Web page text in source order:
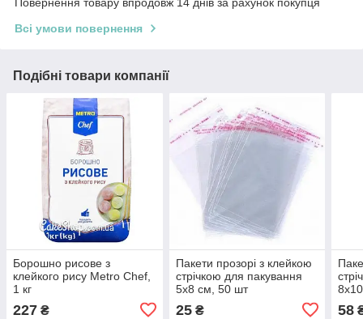
Повернення товару впродовж 14 днів за рахунок покупця
Всі умови повернення
Подібні товари компанії
Борошно рисове з
клейкого рису Metro Chef,
1 кг
227 ₴
Пакети прозорі з клейкою
стрічкою для пакування
5х8 см, 50 шт
25₴ 58